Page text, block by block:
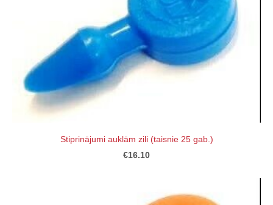
Stiprinājumi auklām zili (taisnie 25 gab.)
€16.10